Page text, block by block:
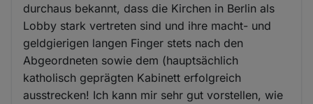
durchaus bekannt, dass die Kirchen in Berlin als
Lobby stark vertreten sind und ihre macht- und
geldgierigen langen Finger stets nach den
Abgeordneten sowie dem (hauptsächlich
katholisch geprägten Kabinett erfolgreich
ausstrecken! Ich kann mir sehr gut vorstellen, wie